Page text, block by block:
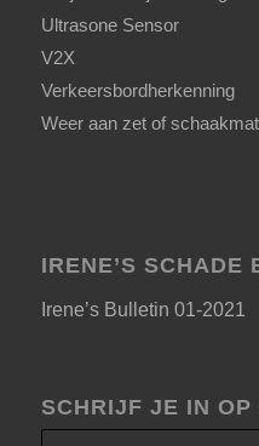
Ultrasone Sensor
V2X
Verkeersbordherkenning
Weer aan zet of schaakmat
IRENE’S SCHADE
Irene’s Bulletin 01-2021
SCHRIJF JE IN OP